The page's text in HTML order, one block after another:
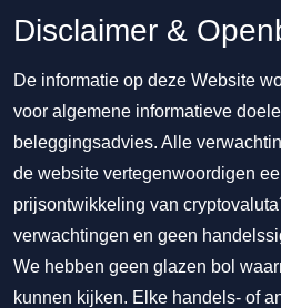
Disclaimer &
De informatie op deze Website
voor algemene informatieve
beleggingsadvies. Alle
de website vertegenwoordigen
prijsontwikkeling van
verwachtingen en geen
We hebben geen glazen bol
kunnen kijken. Elke handels- of